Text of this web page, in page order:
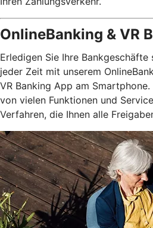
OnlineBanking & VR
Erledigen Sie Ihre
jeder Zeit mit unserem
VR Banking App am
von vielen Funktionen und
Verfahren, die Ihnen alle